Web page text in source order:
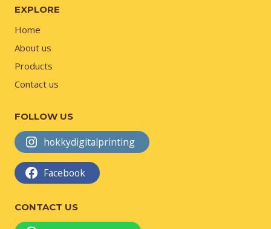
EXPLORE
Home
About us
Products
Contact us
FOLLOW US
hokkydigitalprinting
Facebook
CONTACT US